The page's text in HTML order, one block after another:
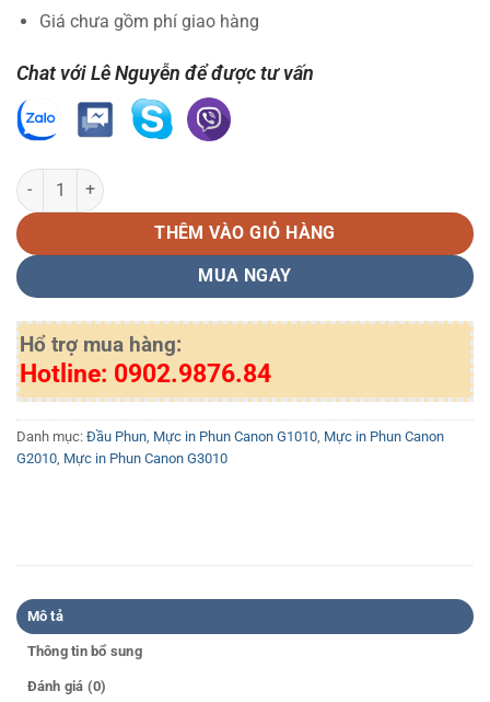
Giá chưa gồm phí giao hàng
Chat với Lê Nguyễn để được tư vấn
Bộ Canon CH-7 Color BH-7 BK | Đầu phun máy in Canon G1000,
THÊM VÀO GIỎ HÀNG
MUA NGAY
Hổ trợ mua hàng:
Hotline: 0902.9876.84
Danh mục: Đầu Phun Mực in Phun Canon G1010 Mực in Phun Canon
G2010 Mực in Phun Canon G3010
Mô tả
Thông tin bổ sung
Đánh giá (0)